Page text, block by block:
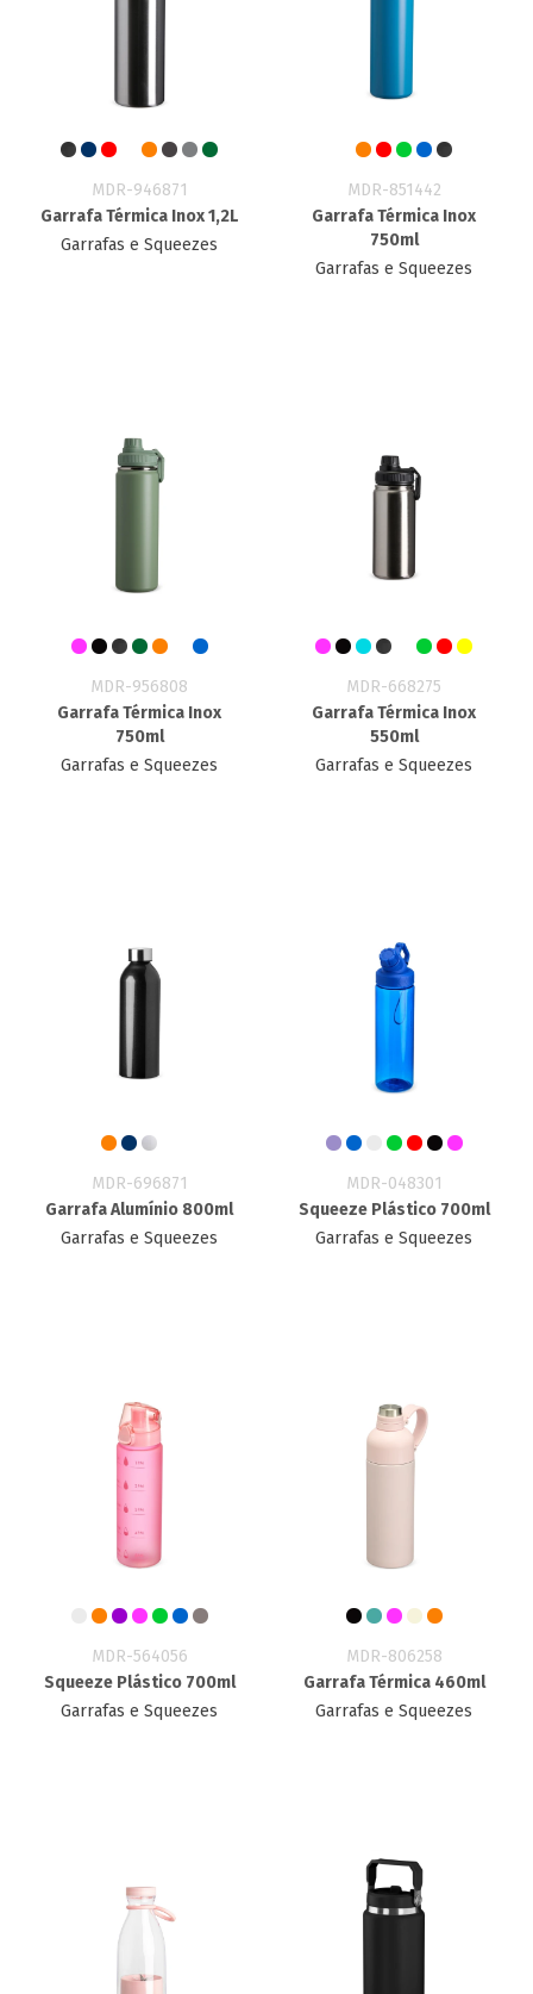
MDR-946871
Garrafa Térmica Inox 1,2L
Garrafas e Squeezes
MDR-851442
Garrafa Térmica Inox
750ml
Garrafas e Squeezes
MDR-956808
Garrafa Térmica Inox
750ml
Garrafas e Squeezes
MDR-668275
Garrafa Térmica Inox
550ml
Garrafas e Squeezes
MDR-696871
Garrafa Alumínio 800ml
Garrafas e Squeezes
MDR-048301
Squeeze Plástico 700ml
Garrafas e Squeezes
MDR-564056
Squeeze Plástico 700ml
Garrafas e Squeezes
MDR-806258
Garrafa Térmica 460ml
Garrafas e Squeezes